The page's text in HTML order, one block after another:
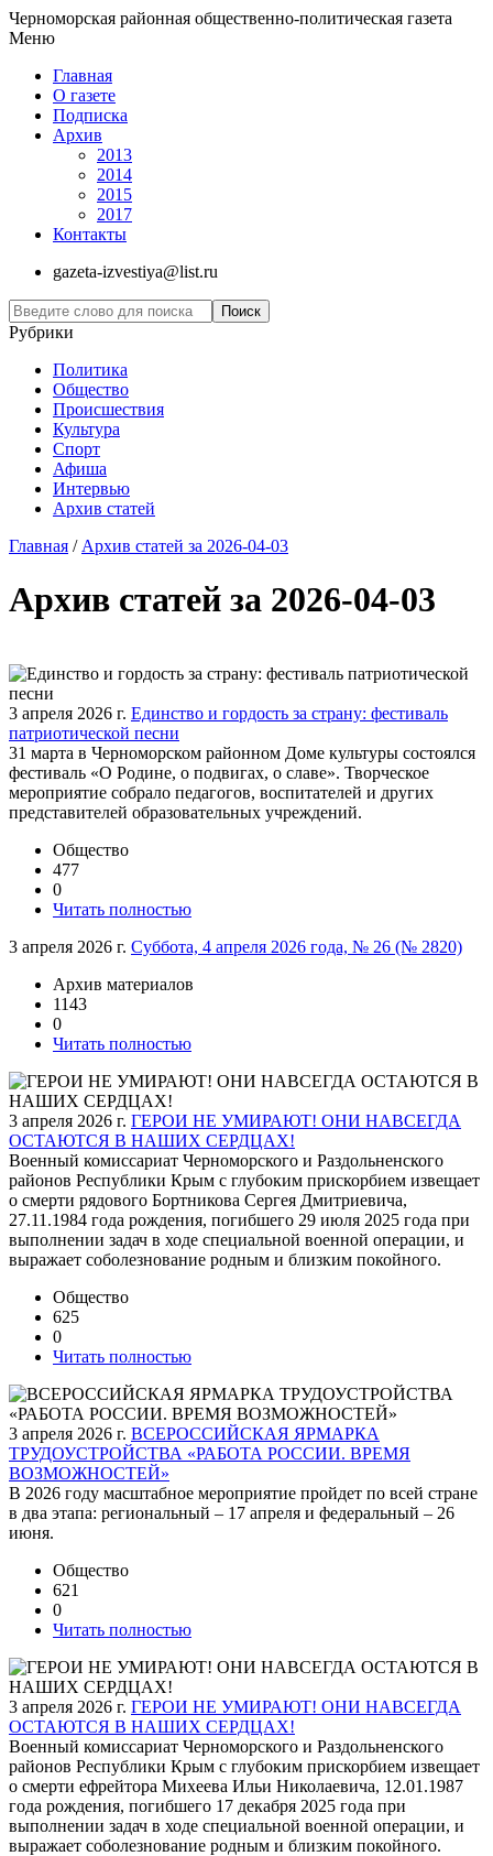
Черноморская районная общественно-политическая газета
Меню
Главная
О газете
Подписка
Архив
2013
2014
2015
2017
Контакты
gazeta-izvestiya@list.ru
Рубрики
Политика
Общество
Проиcшествия
Культура
Спорт
Афиша
Интервью
Архив статей
Главная / Архив статей за 2026-04-03
Архив статей за 2026-04-03
3 апреля 2026 г. Единство и гордость за страну: фестиваль
патриотической песни
31 марта в Черноморском районном Доме культуры состоялся
фестиваль «О Родине, о подвигах, о славе». Творческое
мероприятие собрало педагогов, воспитателей и других
представителей образовательных учреждений.
Общество
477
0
Читать полностью
3 апреля 2026 г. Суббота, 4 апреля 2026 года, № 26 (№ 2820)
Архив материалов
1143
0
Читать полностью
3 апреля 2026 г. ГЕРОИ НЕ УМИРАЮТ! ОНИ НАВСЕГДА
ОСТАЮТСЯ В НАШИХ СЕРДЦАХ!
Военный комиссариат Черноморского и Раздольненского
районов Республики Крым с глубоким прискорбием извещает
о смерти рядового Бортникова Сергея Дмитриевича,
27.11.1984 года рождения, погибшего 29 июля 2025 года при
выполнении задач в ходе специальной военной операции, и
выражает соболезнование родным и близким покойного.
Общество
625
0
Читать полностью
3 апреля 2026 г. ВСЕРОССИЙСКАЯ ЯРМАРКА
ТРУДОУСТРОЙСТВА «РАБОТА РОССИИ. ВРЕМЯ
ВОЗМОЖНОСТЕЙ»
В 2026 году масштабное мероприятие пройдет по всей стране
в два этапа: региональный – 17 апреля и федеральный – 26
июня.
Общество
621
0
Читать полностью
3 апреля 2026 г. ГЕРОИ НЕ УМИРАЮТ! ОНИ НАВСЕГДА
ОСТАЮТСЯ В НАШИХ СЕРДЦАХ!
Военный комиссариат Черноморского и Раздольненского
районов Республики Крым с глубоким прискорбием извещает
о смерти ефрейтора Михеева Ильи Николаевича, 12.01.1987
года рождения, погибшего 17 декабря 2025 года при
выполнении задач в ходе специальной военной операции, и
выражает соболезнование родным и близким покойного.